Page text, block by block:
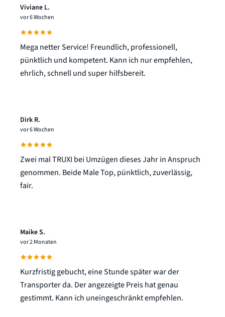
Viviane L.
vor 6 Wochen
Mega netter Service! Freundlich, professionell,
pünktlich und kompetent. Kann ich nur empfehlen,
ehrlich, schnell und super hilfsbereit.
Dirk R.
vor 6 Wochen
Zwei mal TRUXI bei Umzügen dieses Jahr in Anspruch
genommen. Beide Male Top, pünktlich, zuverlässig,
fair.
Maike S.
vor 2 Monaten
Kurzfristig gebucht, eine Stunde später war der
Transporter da. Der angezeigte Preis hat genau
gestimmt. Kann ich uneingeschränkt empfehlen.